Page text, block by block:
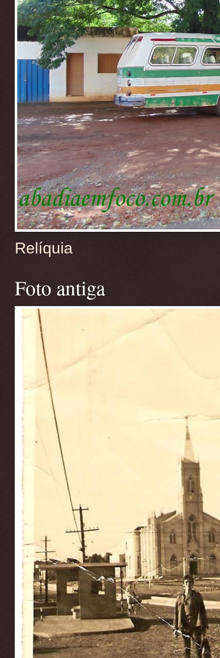
Relíquia
Foto antiga